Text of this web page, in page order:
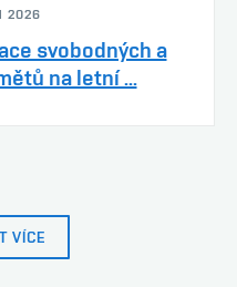
2026
svobodných a
na letní ...
VÍCE